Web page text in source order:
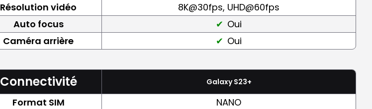
Résolution vidéo
8K@30fps, UHD@60fps
Auto focus
Oui
Caméra arrière Oui
Connectivité Galaxy S23+
Format SIM
NANO